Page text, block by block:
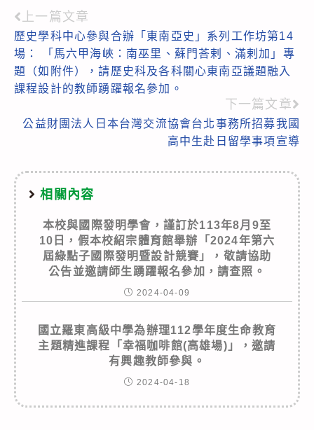
Read
more
articles
上一篇文章
歷史學科中心參與合辦「東南亞史」系列工作坊第14
場： 「馬六甲海峽：南巫里、蘇門荅剌、滿剌加」專
題（如附件），請歷史科及各科關心東南亞議題融入
課程設計的教師踴躍報名參加。
下一篇文章
公益財團法人日本台灣交流協會台北事務所招募我國
高中生赴日留學事項宣導
相關內容
本校與國際發明學會，謹訂於113年8月9至
10日，假本校紹宗體育館舉辦「2024年第六
屆綠點子國際發明暨設計競賽」，敬請協助
公告並邀請師生踴躍報名參加，請查照。
2024-04-09
國立羅東高級中學為辦理112學年度生命教育
主題精進課程「幸福咖啡館(高雄場)」，邀請
有興趣教師參與。
2024-04-18